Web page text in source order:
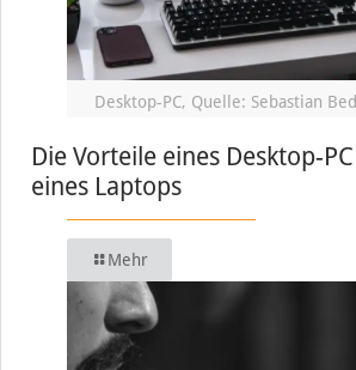
Desktop-PC, Quelle: Sebastian
Die Vorteile eines Desktop-
eines Laptops
Mehr